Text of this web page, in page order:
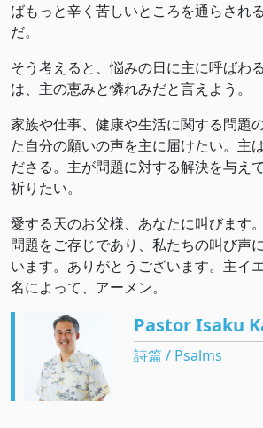
ばもっと辛く苦しいところを通らされ
だ。
そう考えると、悩みの日に主に呼ばわ
は、主の恵みと憐れみだと言えよう。
家族や仕事、健康や生活に関する問題
た自分の願いの声を主に届けたい。主
ださる。主が問題に対する解決を与え
祈りたい。
愛する天のお父様、あなたに叫びます
問題をご存じであり、私たちの叫び声
います。ありがとうございます。主イ
名によって、アーメン。
Pastor Isaku
詩篇 / Psalms